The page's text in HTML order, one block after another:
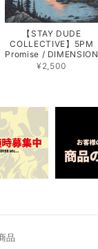
【STAY DUDE
COLLECTIVE】5PM
Promise / DIMENSION
¥2,500
品